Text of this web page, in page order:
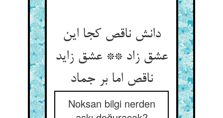
دانش ناقص کجا این
عشق زاد ** عشق زاید
ناقص اما بر جماد
Noksan bilgi nerden